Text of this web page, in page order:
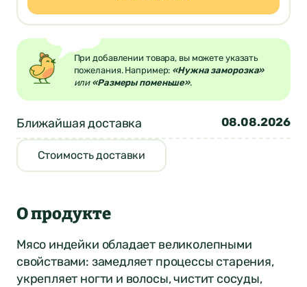
При добавлении товара, вы можете указать
пожелания. Например: «Нужна заморозка»
или «Размеры поменьше».
Ближайшая доставка 08.08.2026
Стоимость доставки
О продукте
Мясо индейки обладает великолепными
свойствами: замедляет процессы старения,
укрепляет ногти и волосы, чистит сосуды,